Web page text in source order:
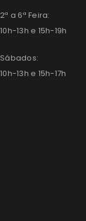
2ª a 6ª Feira:
10h-13h e 15h-19h
Sábados:
10h-13h e 15h-17h